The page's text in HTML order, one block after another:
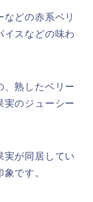
どの赤系ベリ
イスなどの味わ
、熟したベリー
実のジューシー
実が同居してい
です。